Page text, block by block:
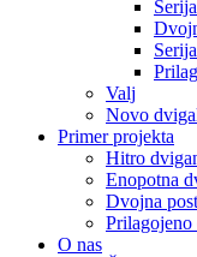
Valj
Novo
Primer projekta
Hitro
Enopotna
Dvojna
O nas